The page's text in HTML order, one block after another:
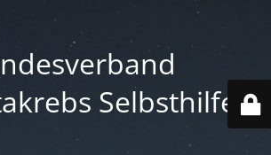
Selbsthilfe